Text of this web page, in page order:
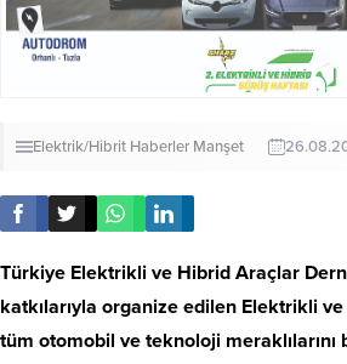
Elektrik/Hibrit Haberler Manşet
Türkiye Elektrikli ve Hibrid Araçlar
katkılarıyla organize edilen Elektrikli
tüm otomobil ve teknoloji meraklılarını